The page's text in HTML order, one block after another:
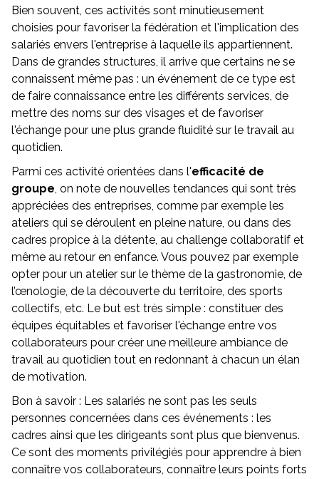
Bien souvent, ces activités sont minutieusement
choisies pour favoriser la fédération et l'implication des
salariés envers l'entreprise à laquelle ils appartiennent.
Dans de grandes structures, il arrive que certains ne se
connaissent même pas : un événement de ce type est
de faire connaissance entre les différents services, de
mettre des noms sur des visages et de favoriser
l'échange pour une plus grande fluidité sur le travail au
quotidien.
Parmi ces activité orientées dans l'efficacité de
groupe, on note de nouvelles tendances qui sont très
appréciées des entreprises, comme par exemple les
ateliers qui se déroulent en pleine nature, ou dans des
cadres propice à la détente, au challenge collaboratif et
même au retour en enfance. Vous pouvez par exemple
opter pour un atelier sur le thème de la gastronomie, de
l’œnologie, de la découverte du territoire, des sports
collectifs, etc. Le but est très simple : constituer des
équipes équitables et favoriser l'échange entre vos
collaborateurs pour créer une meilleure ambiance de
travail au quotidien tout en redonnant à chacun un élan
de motivation.
Bon à savoir : Les salariés ne sont pas les seuls
personnes concernées dans ces événements : les
cadres ainsi que les dirigeants sont plus que bienvenus.
Ce sont des moments privilégiés pour apprendre à bien
connaître vos collaborateurs, connaître leurs points forts